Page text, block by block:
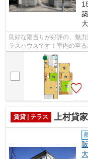
良好な陽当りが好評の、魅
ラスハウスです！室内の至
ハウスです！周辺には、徒歩
賃貸 | テラス 上村貸家